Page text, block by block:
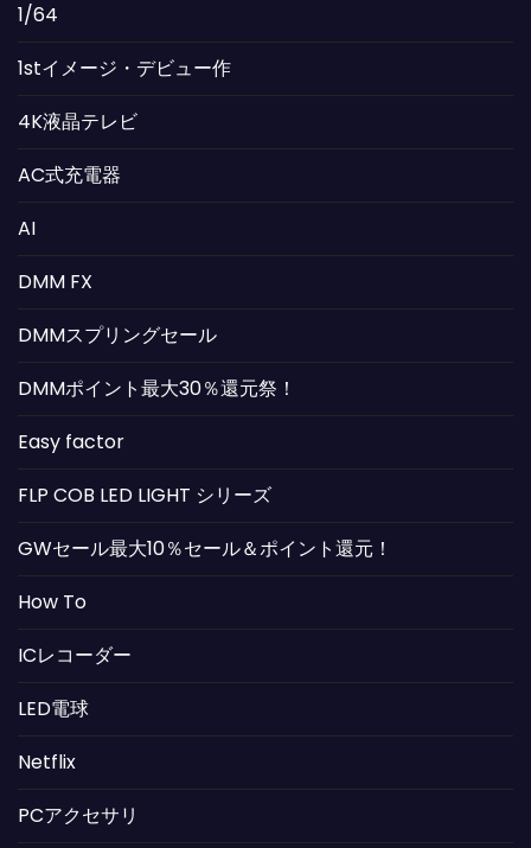
1/64
1stイメージ・デビュー作
4K液晶テレビ
AC式充電器
AI
DMM FX
DMMスプリングセール
DMMポイント最大30％還元祭！
Easy factor
FLP COB LED LIGHT シリーズ
GWセール最大10％セール＆ポイント還元！
How To
ICレコーダー
LED電球
Netflix
PCアクセサリ